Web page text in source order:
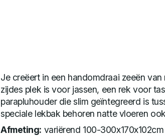
Je creëert in een handomdraai zeeën
zijdes plek is voor jassen, een rek voor
parapluhouder die slim geïntegreerd is
speciale lekbak behoren natte vloeren
Afmeting: variërend 100-300x170x102cm